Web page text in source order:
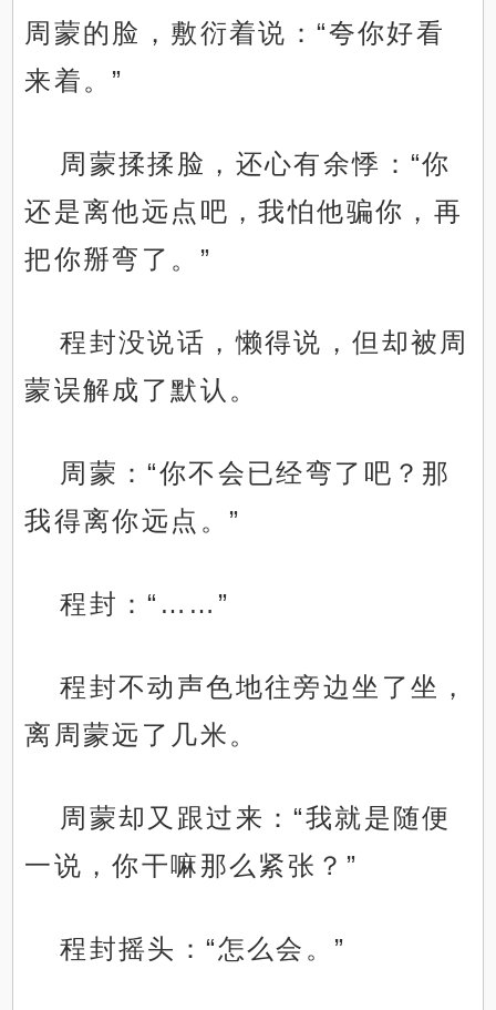
周蒙的脸，敷衍着说：“夸你好看
来着。”
周蒙揉揉脸，还心有余悸：“你
还是离他远点吧，我怕他骗你，再
把你掰弯了。”
程封没说话，懒得说，但却被周
蒙误解成了默认。
周蒙：“你不会已经弯了吧？那
我得离你远点。”
程封：“……”
程封不动声色地往旁边坐了坐，
离周蒙远了几米。
周蒙却又跟过来：“我就是随便
一说，你干嘛那么紧张？”
程封摇头：“怎么会。”